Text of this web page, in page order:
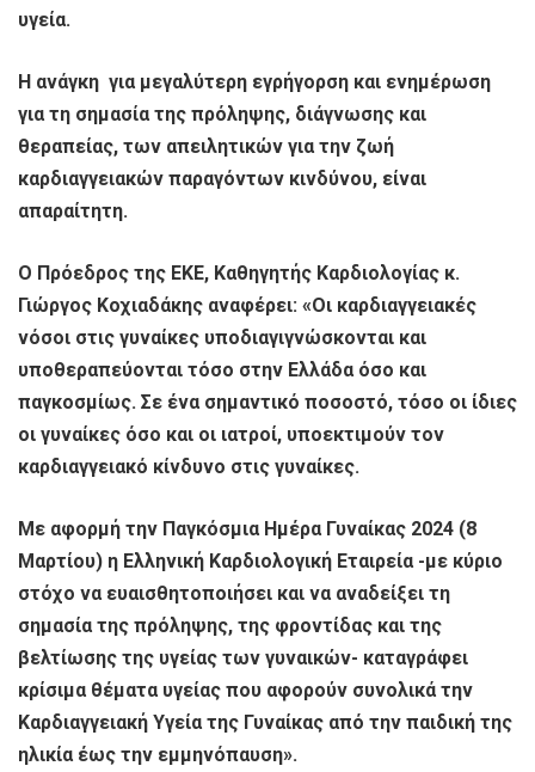
υγεία.
Η ανάγκη για μεγαλύτερη εγρήγορση και ενημέρωση
για τη σημασία της πρόληψης, διάγνωσης και
θεραπείας, των απειλητικών για την ζωή
καρδιαγγειακών παραγόντων κινδύνου, είναι
απαραίτητη.
Ο Πρόεδρος της ΕΚΕ, Καθηγητής Καρδιολογίας κ.
Γιώργος Κοχιαδάκης αναφέρει: «Oι καρδιαγγειακές
νόσοι στις γυναίκες υποδιαγιγνώσκονται και
υποθεραπεύονται τόσο στην Ελλάδα όσο και
παγκοσμίως. Σε ένα σημαντικό ποσοστό, τόσο οι ίδιες
οι γυναίκες όσο και οι ιατροί, υποεκτιμούν τον
καρδιαγγειακό κίνδυνο στις γυναίκες.
Με αφορμή την Παγκόσμια Ημέρα Γυναίκας 2024 (8
Μαρτίου) η Ελληνική Καρδιολογική Εταιρεία -με κύριο
στόχο να ευαισθητοποιήσει και να αναδείξει τη
σημασία της πρόληψης, της φροντίδας και της
βελτίωσης της υγείας των γυναικών- καταγράφει
κρίσιμα θέματα υγείας που αφορούν συνολικά την
Καρδιαγγειακή Υγεία της Γυναίκας από την παιδική της
ηλικία έως την εμμηνόπαυση».